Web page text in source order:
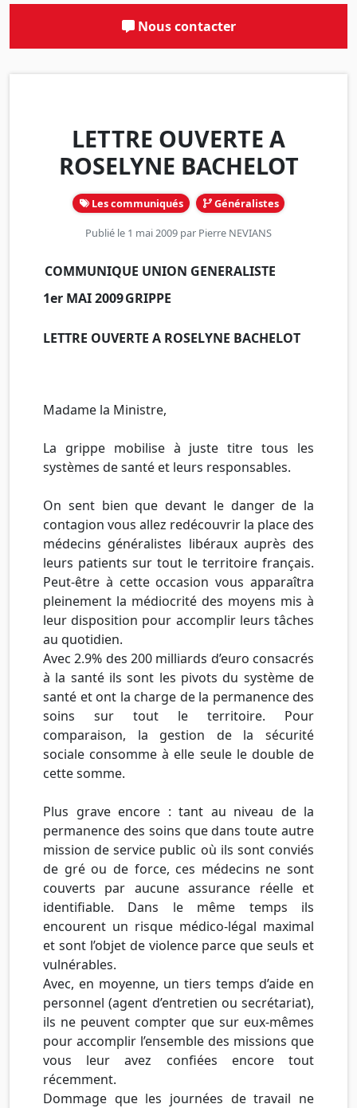
LETTRE OUVERTE A
ROSELYNE BACHELOT
Les communiqués Généralistes
Publié le 1 mai 2009 par Pierre NEVIANS
COMMUNIQUE UNION GENERALISTE
1er MAI 2009GRIPPE
LETTRE OUVERTE A ROSELYNE BACHELOT
Madame la Ministre,
La grippe mobilise à juste titre tous les
systèmes de santé et leurs responsables.
On sent bien que devant le danger de la
contagion vous allez redécouvrir la place des
médecins généralistes libéraux auprès des
leurs patients sur tout le territoire français.
Peut-être à cette occasion vous apparaîtra
pleinement la médiocrité des moyens mis à
leur disposition pour accomplir leurs tâches
au quotidien.
Avec 2.9% des 200 milliards d’euro consacrés
à la santé ils sont les pivots du système de
santé et ont la charge de la permanence des
soins sur tout le territoire. Pour
comparaison, la gestion de la sécurité
sociale consomme à elle seule le double de
cette somme.
Plus grave encore : tant au niveau de la
permanence des soins que dans toute autre
mission de service public où ils sont conviés
de gré ou de force, ces médecins ne sont
couverts par aucune assurance réelle et
identifiable. Dans le même temps ils
encourent un risque médico-légal maximal
et sont l’objet de violence parce que seuls et
vulnérables.
Avec, en moyenne, un tiers temps d’aide en
personnel (agent d’entretien ou secrétariat),
ils ne peuvent compter que sur eux-mêmes
pour accomplir l’ensemble des missions que
vous leur avez confiées encore tout
récemment.
Dommage que les journées de travail ne
Nous contacter